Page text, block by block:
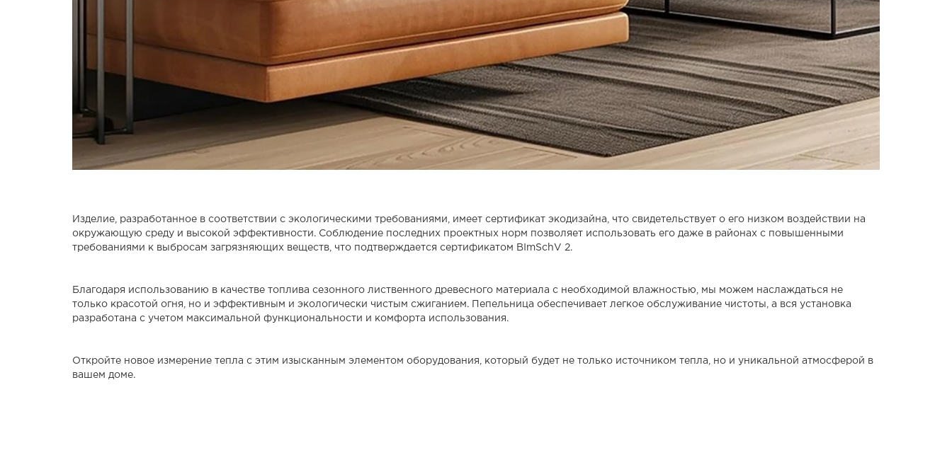
Изделие, разработанное в соответствии с экологическими требованиями, имеет сертификат экодизайна, что свидетельствует о его низком воздействии на
окружающую среду и высокой эффективности. Соблюдение последних проектных норм позволяет использовать его даже в районах с повышенными
требованиями к выбросам загрязняющих веществ, что подтверждается сертификатом BImSchV 2.
Благодаря использованию в качестве топлива сезонного лиственного древесного материала с необходимой влажностью, мы можем наслаждаться не
только красотой огня, но и эффективным и экологически чистым сжиганием. Пепельница обеспечивает легкое обслуживание чистоты, а вся установка
разработана с учетом максимальной функциональности и комфорта использования.
Откройте новое измерение тепла с этим изысканным элементом оборудования, который будет не только источником тепла, но и уникальной атмосферой в
вашем доме.